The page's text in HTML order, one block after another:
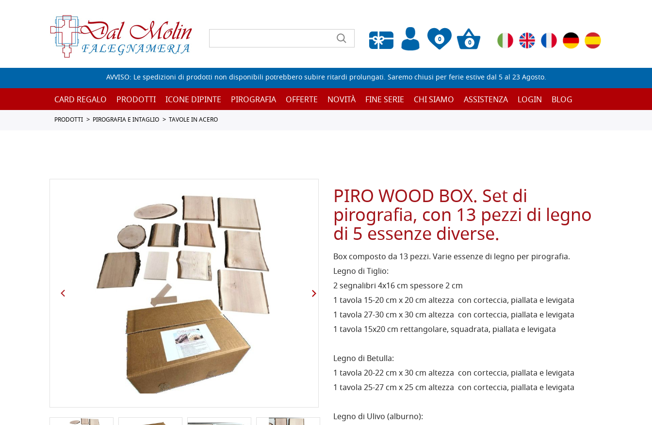
0
Wishlist vuota
0
AVVISO: Le spedizioni di prodotti non disponibili potrebbero subire ritardi prolungati. Saremo chiusi per ferie estive dal 5 al 23 Agosto.
CARD REGALO PRODOTTI ICONE DIPINTE PIROGRAFIA OFFERTE NOVITÀ FINE SERIE CHI SIAMO ASSISTENZA LOGIN BLOG
PRODOTTI PIROGRAFIA E INTAGLIO TAVOLE IN ACERO
PIRO WOOD BOX. Set di
pirografia, con 13 pezzi di legno
di 5 essenze diverse.
Box composto da 13 pezzi. Varie essenze di legno per pirografia.
Legno di Tiglio:
2 segnalibri 4x16 cm spessore 2 cm
1 tavola 15-20 cm x 20 cm altezza con corteccia, piallata e levigata
1 tavola 27-30 cm x 30 cm altezza con corteccia, piallata e levigata
1 tavola 15x20 cm rettangolare, squadrata, piallata e levigata
Legno di Betulla:
1 tavola 20-22 cm x 30 cm altezza con corteccia, piallata e levigata
1 tavola 25-27 cm x 25 cm altezza con corteccia, piallata e levigata
Legno di Ulivo (alburno):